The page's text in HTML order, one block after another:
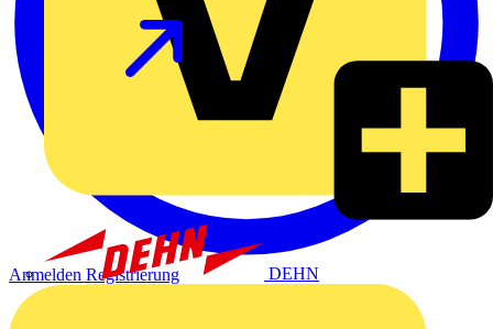
DEHN
Anmelden Registrierung